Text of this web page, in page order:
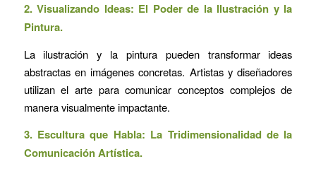
2. Visualizando Ideas: El Poder de la Ilustración y la
Pintura.
La ilustración y la pintura pueden transformar ideas
abstractas en imágenes concretas. Artistas y diseñadores
utilizan el arte para comunicar conceptos complejos de
manera visualmente impactante.
3. Escultura que Habla: La Tridimensionalidad de la
Comunicación Artística.